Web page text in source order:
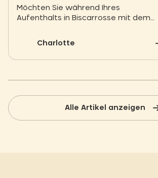
Möchten Sie während Ihres
Aufenthalts in Biscarrosse mit dem
Charlotte
Alle Artikel anzeigen